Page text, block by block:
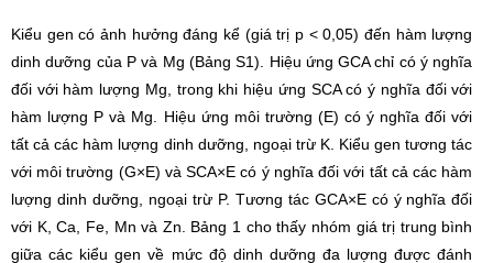
Kiểu gen có ảnh hưởng đáng kể (giá trị p < 0,05) đến hàm lượng
dinh dưỡng của P và Mg (Bảng S1). Hiệu ứng GCA chỉ có ý nghĩa
đối với hàm lượng Mg, trong khi hiệu ứng SCA có ý nghĩa đối với
hàm lượng P và Mg. Hiệu ứng môi trường (E) có ý nghĩa đối với
tất cả các hàm lượng dinh dưỡng, ngoại trừ K. Kiểu gen tương tác
với môi trường (G×E) và SCA×E có ý nghĩa đối với tất cả các hàm
lượng dinh dưỡng, ngoại trừ P. Tương tác GCA×E có ý nghĩa đối
với K, Ca, Fe, Mn và Zn. Bảng 1 cho thấy nhóm giá trị trung bình
giữa các kiểu gen về mức độ dinh dưỡng đa lượng được đánh